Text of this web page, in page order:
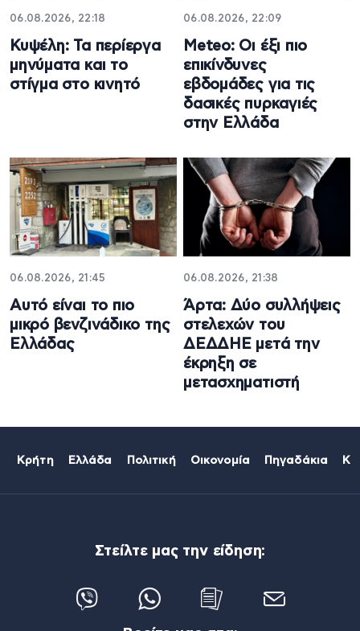
06.08.2026, 22:18
Κυψέλη: Τα περίεργα
μηνύματα και το
στίγμα στο κινητό
06.08.2026, 22:09
Meteo: Οι έξι πιο
επικίνδυνες
εβδομάδες για τις
δασικές πυρκαγιές
στην Ελλάδα
06.08.2026, 21:45
Αυτό είναι το πιο
μικρό βενζινάδικο της
Ελλάδας
06.08.2026, 21:38
Άρτα: Δύο συλλήψεις
στελεχών του
ΔΕΔΔΗΕ μετά την
έκρηξη σε
μετασχηματιστή
Κρήτη Ελλάδα Πολιτική Οικονομία Πηγαδάκια
Στείλτε μας την είδηση: